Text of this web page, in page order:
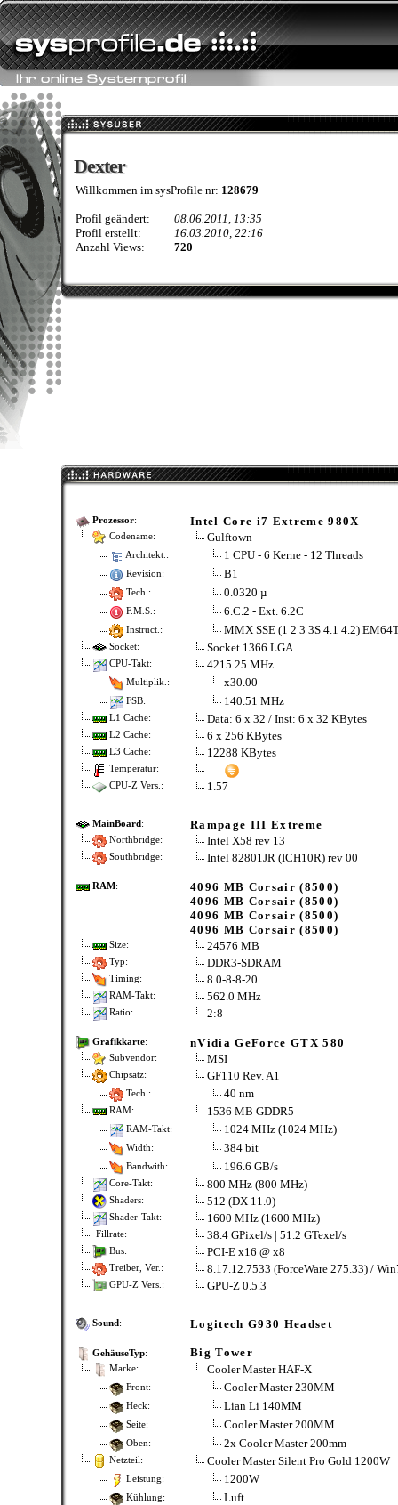
Dexter
Dexter
Willkommen im sysProfile nr: 128679
Profil geändert:
08.06.2011, 13:35
Profil erstellt:
16.03.2010, 22:16
Anzahl Views:
720
Prozessor: Intel Core i7 Extreme 980X
Codename: Gulftown
Architekt.: 1 CPU - 6 Kerne - 12 Threads
Revision: B1
Tech.: 0.0320 µ
F.M.S.: 6.C.2 - Ext. 6.2C
Instruct.: MMX SSE (1 2 3 3S 4.1 4.2)
Socket: Socket 1366 LGA
CPU-Takt: 4215.25 MHz
Multiplik.: x30.00
FSB: 140.51 MHz
L1 Cache: Data: 6 x 32 / Inst: 6 x 32 KBytes
L2 Cache: 6 x 256 KBytes
L3 Cache: 12288 KBytes
Temperatur:
CPU-Z Vers.:
1.57
MainBoard: Rampage III Extreme
Northbridge: Intel X58 rev 13
Southbridge: Intel 82801JR (ICH10R) rev 00
RAM:
4096 MB Corsair (8500)
4096 MB Corsair (8500)
4096 MB Corsair (8500)
4096 MB Corsair (8500)
Size: 24576 MB
Typ: DDR3-SDRAM
Timing: 8.0-8-8-20
RAM-Takt: 562.0 MHz
Ratio: 2:8
Grafikkarte: nVidia GeForce GTX 580
Subvendor: MSI
Chipsatz: GF110 Rev. A1
Tech.: 40 nm
RAM: 1536 MB GDDR5
RAM-Takt: 1024 MHz (1024 MHz)
Width: 384 bit
Bandwith: 196.6 GB/s
Core-Takt: 800 MHz (800 MHz)
Shaders: 512 (DX 11.0)
Shader-Takt: 1600 MHz (1600 MHz)
Fillrate: 38.4 GPixel/s | 51.2 GTexel/s
Bus: PCI-E x16 @ x8
Treiber, Ver.: 8.17.12.7533 (ForceWare 275.33) /
GPU-Z Vers.: GPU-Z 0.5.3
Sound: Logitech G930 Headset
GehäuseTyp: Big Tower
Marke: Cooler Master HAF-X
Front: Cooler Master 230MM
Heck: Lian Li 140MM
Seite: Cooler Master 200MM
Oben: 2x Cooler Master 200mm
Netzteil: Cooler Master Silent Pro Gold 1200W
Leistung: 1200W
Kühlung: Luft